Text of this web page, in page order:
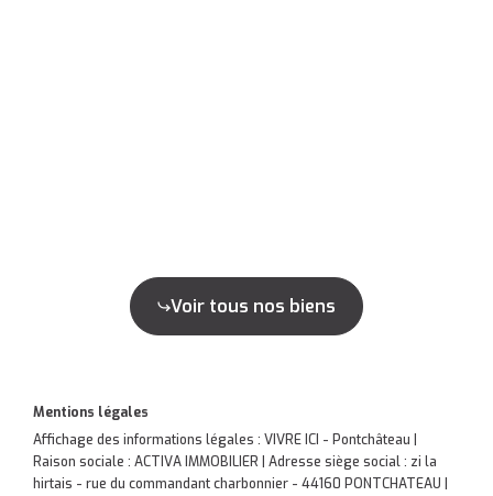
Voir tous nos biens
Mentions légales
Affichage des informations légales : VIVRE ICI - Pontchâteau |
Raison sociale : ACTIVA IMMOBILIER | Adresse siège social : zi la
hirtais - rue du commandant charbonnier - 44160 PONTCHATEAU |